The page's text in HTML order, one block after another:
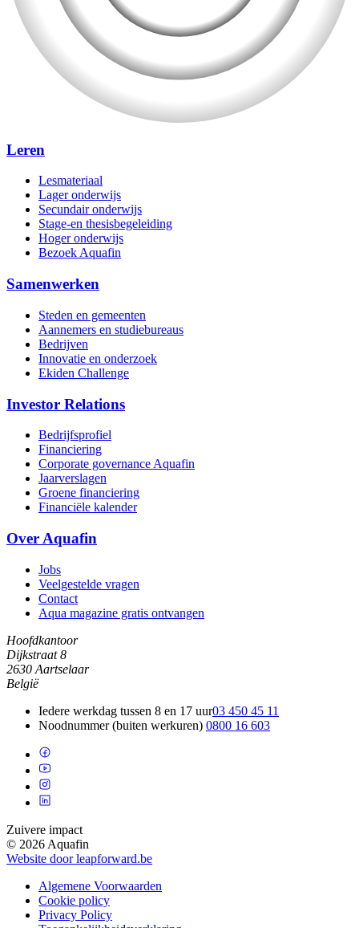
Leren
Lesmateriaal
Lager onderwijs
Secundair onderwijs
Stage-en thesisbegeleiding
Hoger onderwijs
Bezoek Aquafin
Samenwerken
Steden en gemeenten
Aannemers en studiebureaus
Bedrijven
Innovatie en onderzoek
Ekiden Challenge
Investor Relations
Bedrijfsprofiel
Financiering
Corporate governance Aquafin
Jaarverslagen
Groene financiering
Financiële kalender
Over Aquafin
Jobs
Veelgestelde vragen
Contact
Aqua magazine gratis ontvangen
Hoofdkantoor
Dijkstraat 8
2630 Aartselaar
België
Iedere werkdag tussen 8 en 17 uur03 450 45 11
Noodnummer (buiten werkuren) 0800 16 603
Zuivere impact
© 2026 Aquafin
Website door leapforward.be
Algemene Voorwaarden
Cookie policy
Privacy Policy